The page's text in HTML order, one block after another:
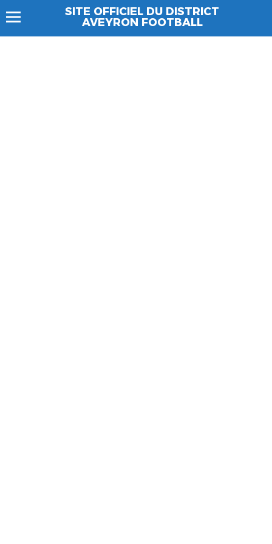
SITE OFFICIEL DU DISTRICT
AVEYRON FOOTBALL